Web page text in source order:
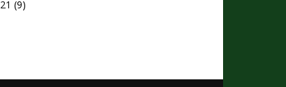
(9)